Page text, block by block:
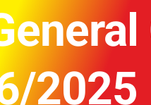
2025